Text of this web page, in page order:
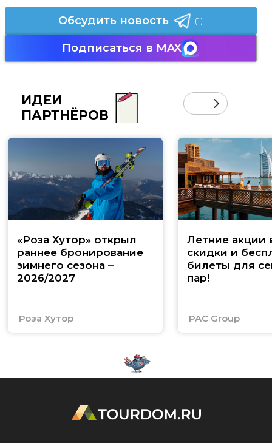
Обсудить новость (1)
Подписаться в MAX
ИДЕИ
ПАРТНЁРОВ
«Роза Хутор» открыл
раннее бронирование
зимнего сезона –
2026/2027
Роза Хутор
Летние акции
скидки и
билеты для
пар!
PAC Group